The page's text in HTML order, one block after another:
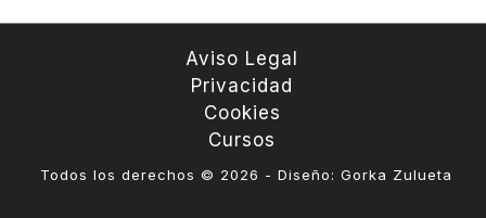
Aviso Legal
Privacidad
Cookies
Cursos
Todos los derechos © 2026 - Diseño: Gorka Zulueta